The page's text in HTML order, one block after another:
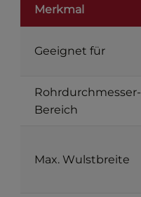
Merkmal
Geeignet für
Rohrdurchmesser-
Bereich
Max. Wulstbreite